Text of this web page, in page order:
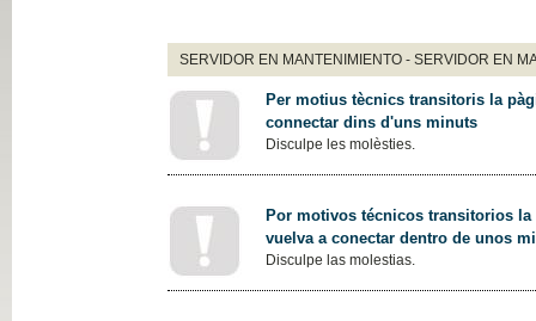
SERVIDOR EN MANTENIMIENTO - SERVIDOR EN
Per motius tècnics transitoris la
connectar dins d'uns minuts
Disculpe les molèsties.
Por motivos técnicos transitorios
vuelva a conectar dentro de unos
Disculpe las molestias.